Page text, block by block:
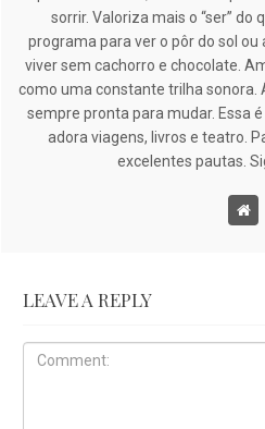
sorrir. Valoriza mais o “ser” do
programa para ver o pôr do sol ou
viver sem cachorro e chocolate.
como uma constante trilha sonora.
sempre pronta para mudar. Essa
adora viagens, livros e teatro.
excelentes pautas.
LEAVE A REPLY